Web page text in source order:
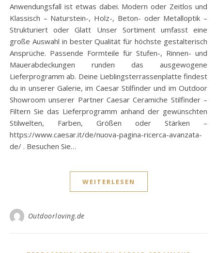
Anwendungsfall ist etwas dabei. Modern oder Zeitlos und
Klassisch – Naturstein-, Holz-, Beton- oder Metalloptik –
Strukturiert oder Glatt Unser Sortiment umfasst eine
große Auswahl in bester Qualität für höchste gestalterisch
Ansprüche. Passende Formteile für Stufen-, Rinnen- und
Mauerabdeckungen runden das ausgewogene
Lieferprogramm ab. Deine Lieblingsterrassenplatte findest
du in unserer Galerie, im Caesar Stilfinder und im Outdoor
Showroom unserer Partner Caesar Ceramiche Stilfinder –
Filtern Sie das Lieferprogramm anhand der gewünschten
Stilwelten, Farben, Größen oder Stärken –
https://www.caesar.it/de/nuova-pagina-ricerca-avanzata-
de/ . Besuchen Sie…
WEITERLESEN
Outdoorloving.de